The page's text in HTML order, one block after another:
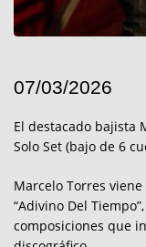
07/03/2026
El destacado bajista
Solo Set (bajo de 6
Marcelo Torres
“Adivino Del
composiciones que